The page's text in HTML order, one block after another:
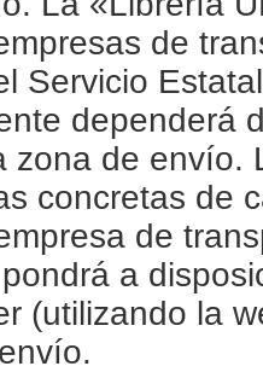
de
Servicio
dependerá
zona de envío.
concretas de
de
a
(utilizando la